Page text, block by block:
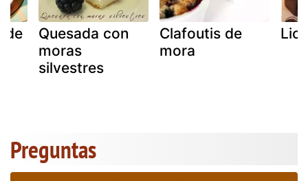
de
Quesada con
moras
silvestres
Clafoutis de
mora
Preguntas